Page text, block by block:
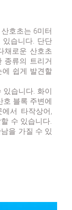
호초는 6미터
습니다. 단단
채로운 산호초
종류의 트리거
에 쉽게 발견할
있습니다. 화이
호 블록 주변에
서 타작상어,
수 있습니다.
을 가질 수 있